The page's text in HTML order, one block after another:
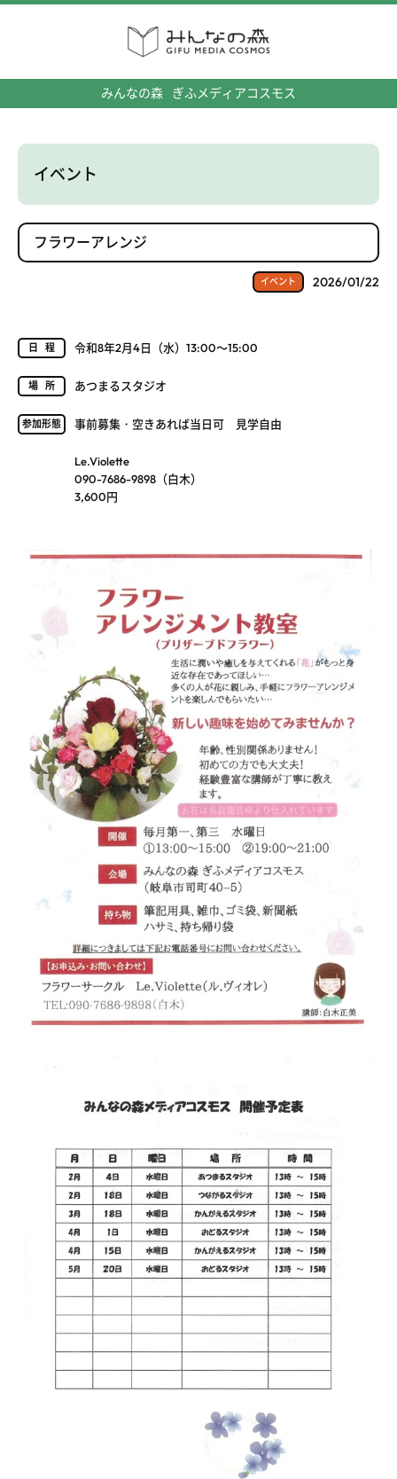
みんなの森 ぎふメディアコスモス
イベント
フラワーアレンジ
イベント 2026/01/22
日程 令和8年2月4日（水）13:00～15:00
場所 あつまるスタジオ
参加形態 事前募集・空きあれば当日可 見学自由
Le.Violette
090-7686-9898（白木）
3,600円